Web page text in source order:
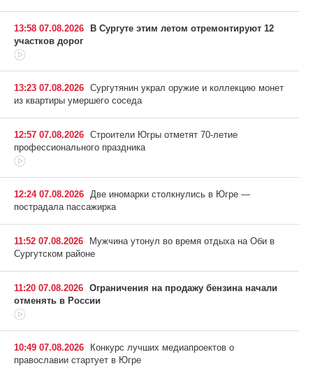
13:58 07.08.2026 В Сургуте этим летом отремонтируют 12
участков дорог
13:23 07.08.2026 Сургутянин украл оружие и коллекцию монет
из квартиры умершего соседа
12:57 07.08.2026 Строители Югры отметят 70-летие
профессионального праздника
12:24 07.08.2026
Две иномарки столкнулись в Югре —
пострадала пассажирка
11:52 07.08.2026
Мужчина утонул во время отдыха на Оби в
Сургутском районе
11:20 07.08.2026 Ограничения на продажу бензина начали
отменять в России
10:49 07.08.2026
Конкурс лучших медиапроектов о
православии стартует в Югре